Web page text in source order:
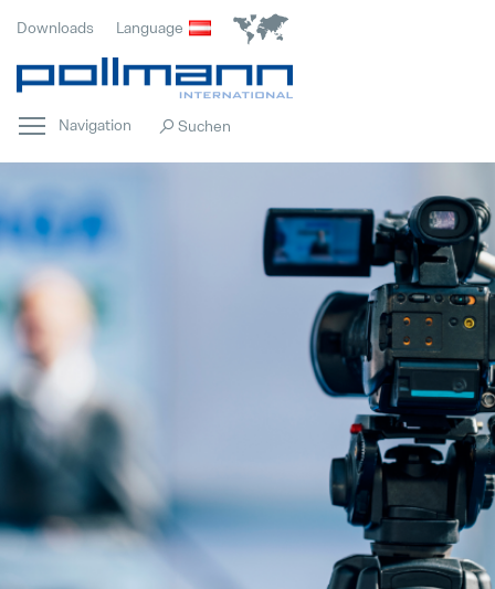
Hervorgehoben
Hervorgehoben
Hervorgehoben
Downloads Language
Navigation